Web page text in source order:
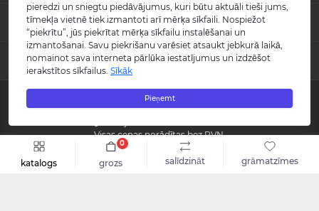
katalogs salīdzināt grāmatzīmes
grozs
0
Kontakti
Vietnes karte
Ražotāji
Īpašais piedāvājums
Izlietnes
Vannas
Maisītāji
Tualetes podi
KONTAKTI UN ADRESE
info@burlington.eu
P. 09:00 - 17:00
O. 09:00 - 17:00
C. 09:00 - 17:00
S.-Sv. Slēgts
MESENDŽERI
WhatsApp
Messenger
Copyright © 2008 - 2026 SIA "Burlington" - Visas tiesības aizsargātas.
Visas cenas norādītas bez PVN.
Šo vietni izstrādāja «Qloud
pieredzi un sniegtu piedāvājumus, kuri būtu aktuāli tieši jums,
tīmekļa vietnē tiek izmantoti arī mērķa sīkfaili. Nospiežot
“piekrītu”, jūs piekrītat mērķa sīkfailu instalēšanai un
izmantošanai. Savu piekrišanu varēsiet atsaukt jebkurā laikā,
nomainot sava interneta pārlūka iestatījumus un izdzēšot
ierakstītos sīkfailus. Sīkāk
Pieņemt